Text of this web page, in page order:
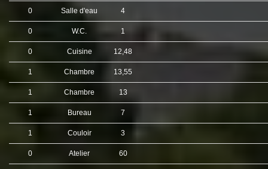
0 Salle d'eau 4
0 W.C. 1
0 Cuisine 12,48
1 Chambre 13,55
1 Chambre 13
1 Bureau 7
1 Couloir 3
0 Atelier 60